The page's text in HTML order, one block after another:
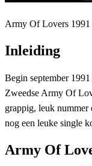
Army Of Lovers 1991
Inleiding
Begin september
Zweedse Army Of
grappig, leuk nummer
nog een leuke single
Army Of